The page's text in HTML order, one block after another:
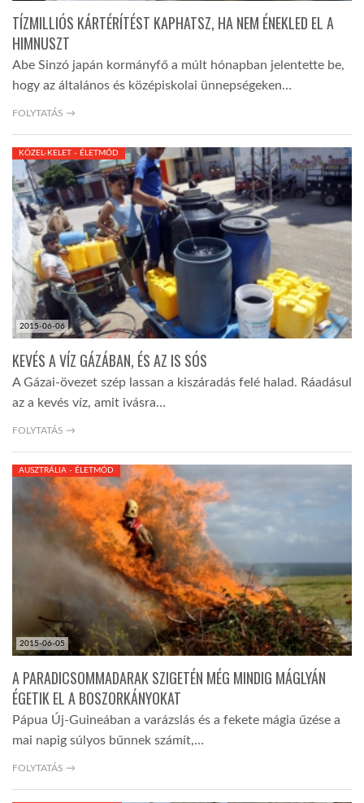
TÍZMILLIÓS KÁRTÉRÍTÉST KAPHATSZ, HA NEM ÉNEKLED EL A
HIMNUSZT
Abe Sinzó japán kormányfő a múlt hónapban jelentette be,
hogy az általános és középiskolai ünnepségeken…
FOLYTATÁS →
2015-06-06
KÖZEL-KELET - ÉLETMÓD
KEVÉS A VÍZ GÁZÁBAN, ÉS AZ IS SÓS
A Gázai-övezet szép lassan a kiszáradás felé halad. Ráadásul
az a kevés víz, amit ivásra…
FOLYTATÁS →
2015-06-05
AUSZTRÁLIA - ÉLETMÓD
A PARADICSOMMADARAK SZIGETÉN MÉG MINDIG MÁGLYÁN
ÉGETIK EL A BOSZORKÁNYOKAT
Pápua Új-Guineában a varázslás és a fekete mágia űzése a
mai napig súlyos bűnnek számít,…
FOLYTATÁS →